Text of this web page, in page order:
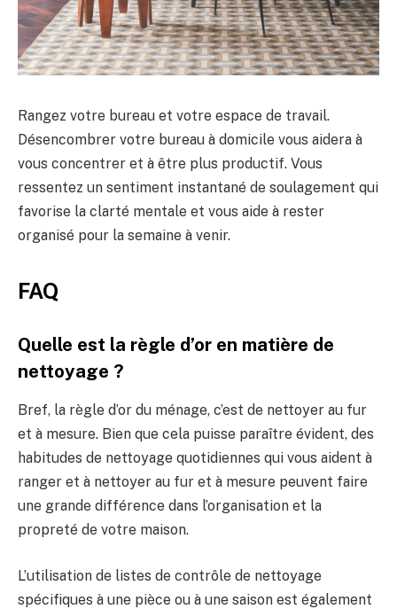
Rangez votre bureau et votre espace de travail.
Désencombrer votre bureau à domicile vous aidera à
vous concentrer et à être plus productif. Vous
ressentez un sentiment instantané de soulagement qui
favorise la clarté mentale et vous aide à rester
organisé pour la semaine à venir.
FAQ
Quelle est la règle d’or en matière de
nettoyage ?
Bref, la règle d’or du ménage, c’est de nettoyer au fur
et à mesure. Bien que cela puisse paraître évident, des
habitudes de nettoyage quotidiennes qui vous aident à
ranger et à nettoyer au fur et à mesure peuvent faire
une grande différence dans l’organisation et la
propreté de votre maison.
L’utilisation de listes de contrôle de nettoyage
spécifiques à une pièce ou à une saison est également